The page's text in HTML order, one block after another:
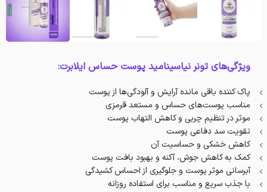
ویژگی‌های تونر نیاسینامید پوست حساس ایلابرت:
پاک کننده باقی مانده آرایش و آلودگی‌ها از پوست
مناسب پوست‌های حساس و مستعد قرمزی
موثر در تنظیم چربی و کاهش التهاب پوست
تقویت سد دفاعی پوست
کاهش خشکی و حساسیت آن
کمک به کاهش جوش، آکنه و بهبود بافت پوست
آبرسانی موثر پوست و جلوگیری از احساس کشیدگی
با جذب سریع و مناسب برای استفاده روزانه